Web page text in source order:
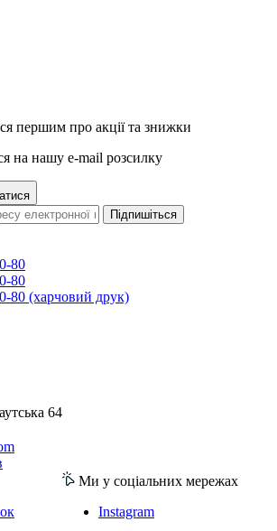
першим про акції та знижки
на нашу e-mail розсилку
Підпишіться
80
80
80 (харчовий друк)
64
Ми у соціальних мережах
Instagram